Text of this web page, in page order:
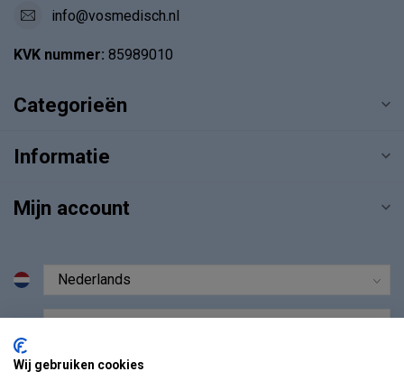
info@vosmedisch.nl
KVK nummer: 85989010
Categorieën
Informatie
Mijn account
Wij gebruiken cookies